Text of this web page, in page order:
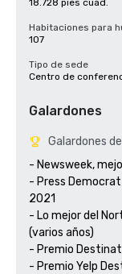
18.728 pies cuad.
Habitaciones para
107
Tipo de sede
Centro de
Galardones
Galardones
- Newsweek,
- Press
2021
- Lo mejor del
(varios años)
- Premio
- Premio Yelp